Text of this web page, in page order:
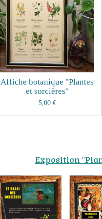
Affiche botanique "Plantes
et sorcières"
5,00 €
Exposition